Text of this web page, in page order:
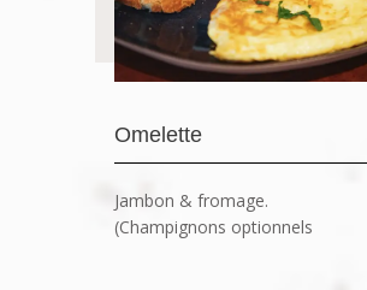
Omelette
Jambon & fromage.
(Champignons optionnels